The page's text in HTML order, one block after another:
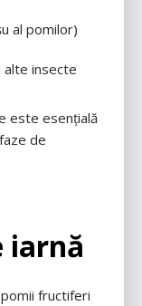
al pomilor)
alte insecte
este esențială
de
iarnă
fructiferi